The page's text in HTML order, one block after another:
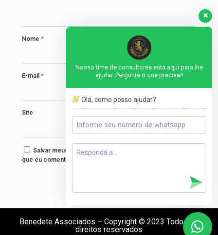
Nome *
E-mail *
Site
Salvar meus dados neste navegador para a próxima vez
que eu comentar.
Benedete Associados – Copyright © 2023 Todos os
direitos reservados
Nosso time de consultores está aqui para lhe
ajudar. Pergunte o que precisar!
Olá, como posso ajudar?